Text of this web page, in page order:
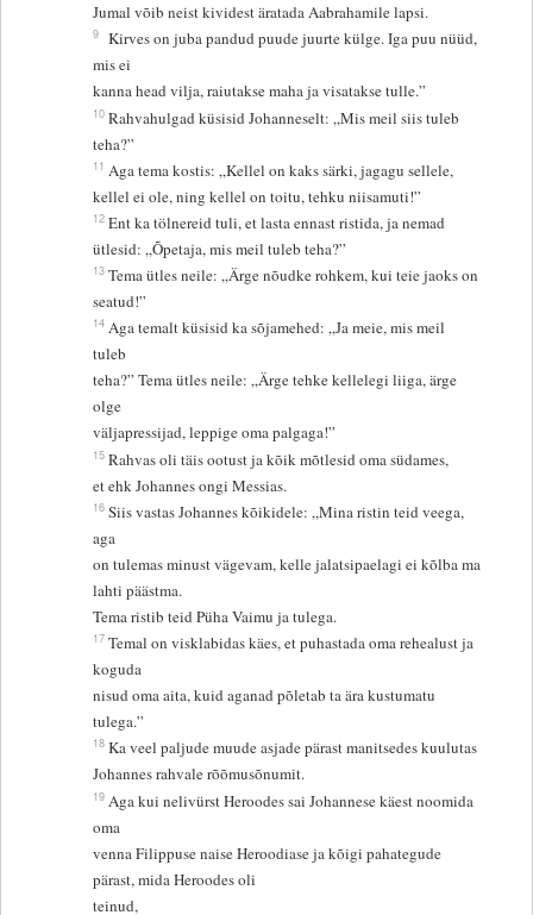
Jumal võib neist kividest äratada Aabrahamile lapsi.
9 Kirves on juba pandud puude juurte külge. Iga puu nüüd,
mis ei
kanna head vilja, raiutakse maha ja visatakse tulle.”
10 Rahvahulgad küsisid Johanneselt: „Mis meil siis tuleb
teha?”
11 Aga tema kostis: „Kellel on kaks särki, jagagu sellele,
kellel ei ole, ning kellel on toitu, tehku niisamuti!”
12 Ent ka tölnereid tuli, et lasta ennast ristida, ja nemad
ütlesid: „Õpetaja, mis meil tuleb teha?”
13 Tema ütles neile: „Ärge nõudke rohkem, kui teie jaoks on
seatud!”
14 Aga temalt küsisid ka sõjamehed: „Ja meie, mis meil
tuleb
teha?” Tema ütles neile: „Ärge tehke kellelegi liiga, ärge
olge
väljapressijad, leppige oma palgaga!”
15 Rahvas oli täis ootust ja kõik mõtlesid oma südames,
et ehk Johannes ongi Messias.
16 Siis vastas Johannes kõikidele: „Mina ristin teid veega,
aga
on tulemas minust vägevam, kelle jalatsipaelagi ei kõlba ma
lahti päästma.
Tema ristib teid Püha Vaimu ja tulega.
17 Temal on visklabidas käes, et puhastada oma rehealust ja
koguda
nisud oma aita, kuid aganad põletab ta ära kustumatu
tulega.”
18 Ka veel paljude muude asjade pärast manitsedes kuulutas
Johannes rahvale rõõmusõnumit.
19 Aga kui nelivürst Heroodes sai Johannese käest noomida
oma
venna Filippuse naise Heroodiase ja kõigi pahategude
pärast, mida Heroodes oli
teinud,